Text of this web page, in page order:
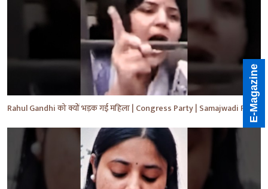
Rahul Gandhi को क्यों भड़क गई महिला | Congress Party | Samajwadi Party | #shorts #ytshorts #yt
E-Magazine